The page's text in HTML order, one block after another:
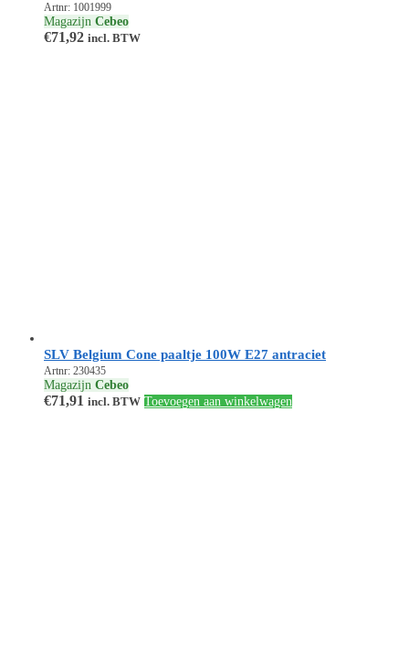
Artnr: 1001999
Magazijn Cebeo
€71,92 incl. BTW
SLV Belgium Cone paaltje 100W E27 antraciet
Artnr: 230435
Magazijn Cebeo
€71,91 incl. BTW Toevoegen aan winkelwagen